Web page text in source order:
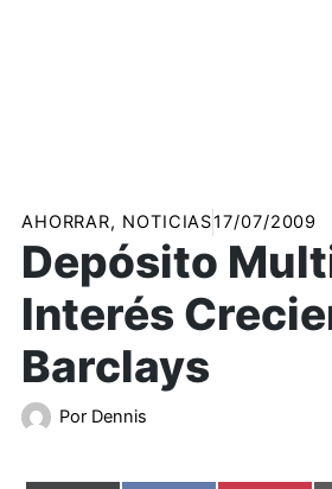
AHORRAR, NOTICIAS17/07/2009
Depósito
Interés
Barclays
Por Dennis